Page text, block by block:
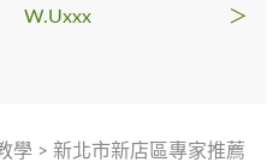
W.Uxxx ＞
學 > 新北市新店區專家推薦